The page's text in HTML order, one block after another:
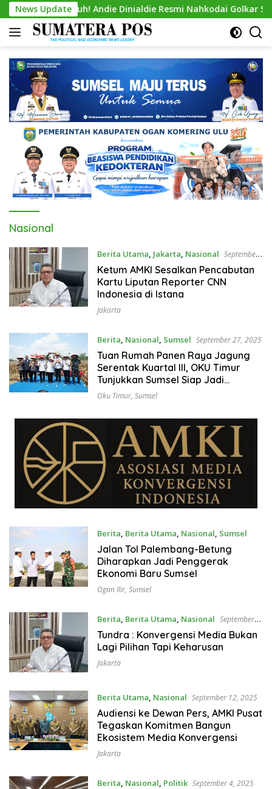
Skip
to
content
News Update
Penuh! Andie Dinialdie Resmi Nahkodai Golkar Sumsel,
Nasional
Berita Utama, Jakarta, Nasional September
28, 2025
Ketum AMKI Sesalkan Pencabutan
Kartu Liputan Reporter CNN
Indonesia di Istana
Jakarta
Berita, Nasional, Sumsel September 27, 2025
Tuan Rumah Panen Raya Jagung
Serentak Kuartal III, OKU Timur
Tunjukkan Sumsel Siap Jadi
Lumbung Pangan Nasional
Oku Timur, Sumsel
Berita, Berita Utama, Nasional, Sumsel
September 25, 2025
Jalan Tol Palembang-Betung
Diharapkan Jadi Penggerak
Ekonomi Baru Sumsel
Ogan Ilir, Sumsel
Berita, Berita Utama, Nasional September
14, 2025
Tundra : Konvergensi Media Bukan
Lagi Pilihan Tapi Keharusan
Jakarta
Berita Utama Nasional September 12, 2025
Audiensi ke Dewan Pers, AMKI Pusat
Tegaskan Komitmen Bangun
Ekosistem Media Konvergensi
Jakarta
Berita Nasional Politik September 4, 2025